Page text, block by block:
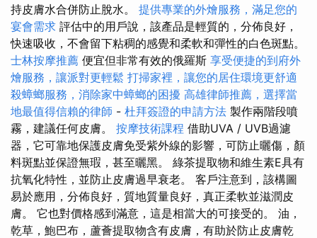
持皮膚水合併防止脫水。 提供專業的外燴服務，滿足您的
宴會需求 評估中的用戶說，該產品是輕質的，分佈良好，
快速吸收，不會留下粘稠的感覺和柔軟和彈性的白色斑點。
士林按摩推薦 便宜但非常有效的俄羅斯 享受便捷的到府外
燴服務，讓派對更輕鬆 打掃家裡，讓您的居住環境更舒適
殺蟑螂服務，消除家中蟑螂的困擾 高雄律師推薦，選擇當
地最值得信賴的律師 - 杜拜簽證的申請方法 製作兩階段噴
霧，建議任何皮膚。 按摩技術課程 借助UVA / UVB過濾
器，它可靠地保護皮膚免受紫外線的影響，可防止曬傷，顏
料斑點並保證無瑕，甚至曬黑。 綠茶提取物和維生素E具有
抗氧化特性，並防止皮膚過早衰老。 客戶注意到，該構圖
易於應用，分佈良好，質地質量良好，真正柔軟並滋潤皮
膚。 它也對價格感到滿意，這是相當大的可接受的。 油，
乾草，鮑巴布，蘆薈提取物含有皮膚，有助於防止皮膚乾